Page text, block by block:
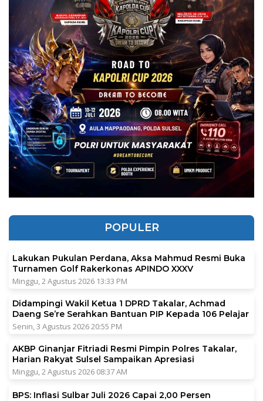
POPULER
Lakukan Pukulan Perdana, Aksa Mahmud Resmi Buka
Turnamen Golf Rakerkonas APINDO XXXV
Minggu, 2 Agustus 2026 13:33 PM
Didampingi Wakil Ketua 1 DPRD Takalar, Achmad
Daeng Se’re Serahkan Bantuan PIP Kepada 106 Pelajar
Senin, 3 Agustus 2026 20:55 PM
AKBP Ginanjar Fitriadi Resmi Pimpin Polres Takalar,
Harian Rakyat Sulsel Sampaikan Apresiasi
Minggu, 2 Agustus 2026 08:37 AM
BPS: Inflasi Sulbar Juli 2026 Capai 2,00 Persen